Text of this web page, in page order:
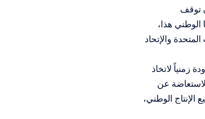
إعلان الإستقلال في 15/11/1988، وأن توقف
الوطني هذا،
والإتحاد
زمنياً لاتخاذ
عن
الوطني،